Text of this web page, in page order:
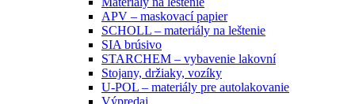
APV – maskovací papier
SCHOLL – materiály na leštenie
SIA brúsivo
STARCHEM – vybavenie lakovní
Stojany, držiaky, vozíky
U-POL – materiály pre autolakovanie
Výpredaj